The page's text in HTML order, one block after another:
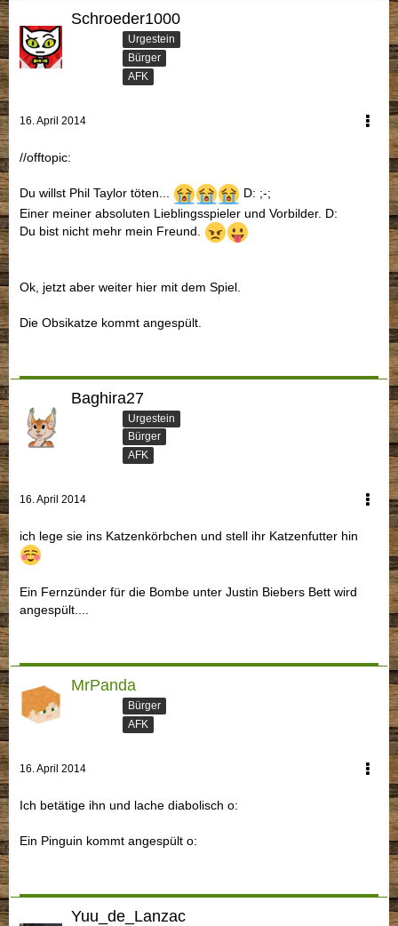
Schroeder1000
Urgestein
Bürger
AFK
16. April 2014
//offtopic:
Du willst Phil Taylor töten...
D: ;-;
Einer meiner absoluten Lieblingsspieler und Vorbilder. D:
Du bist nicht mehr mein Freund.
Ok, jetzt aber weiter hier mit dem Spiel.
Die Obsikatze kommt angespült.
Baghira27
Urgestein
Bürger
AFK
16. April 2014
ich lege sie ins Katzenkörbchen und stell ihr Katzenfutter hin
Ein Fernzünder für die Bombe unter Justin Biebers Bett wird
angespült....
MrPanda
Bürger
AFK
16. April 2014
Ich betätige ihn und lache diabolisch o:
Ein Pinguin kommt angespült o:
Yuu_de_Lanzac